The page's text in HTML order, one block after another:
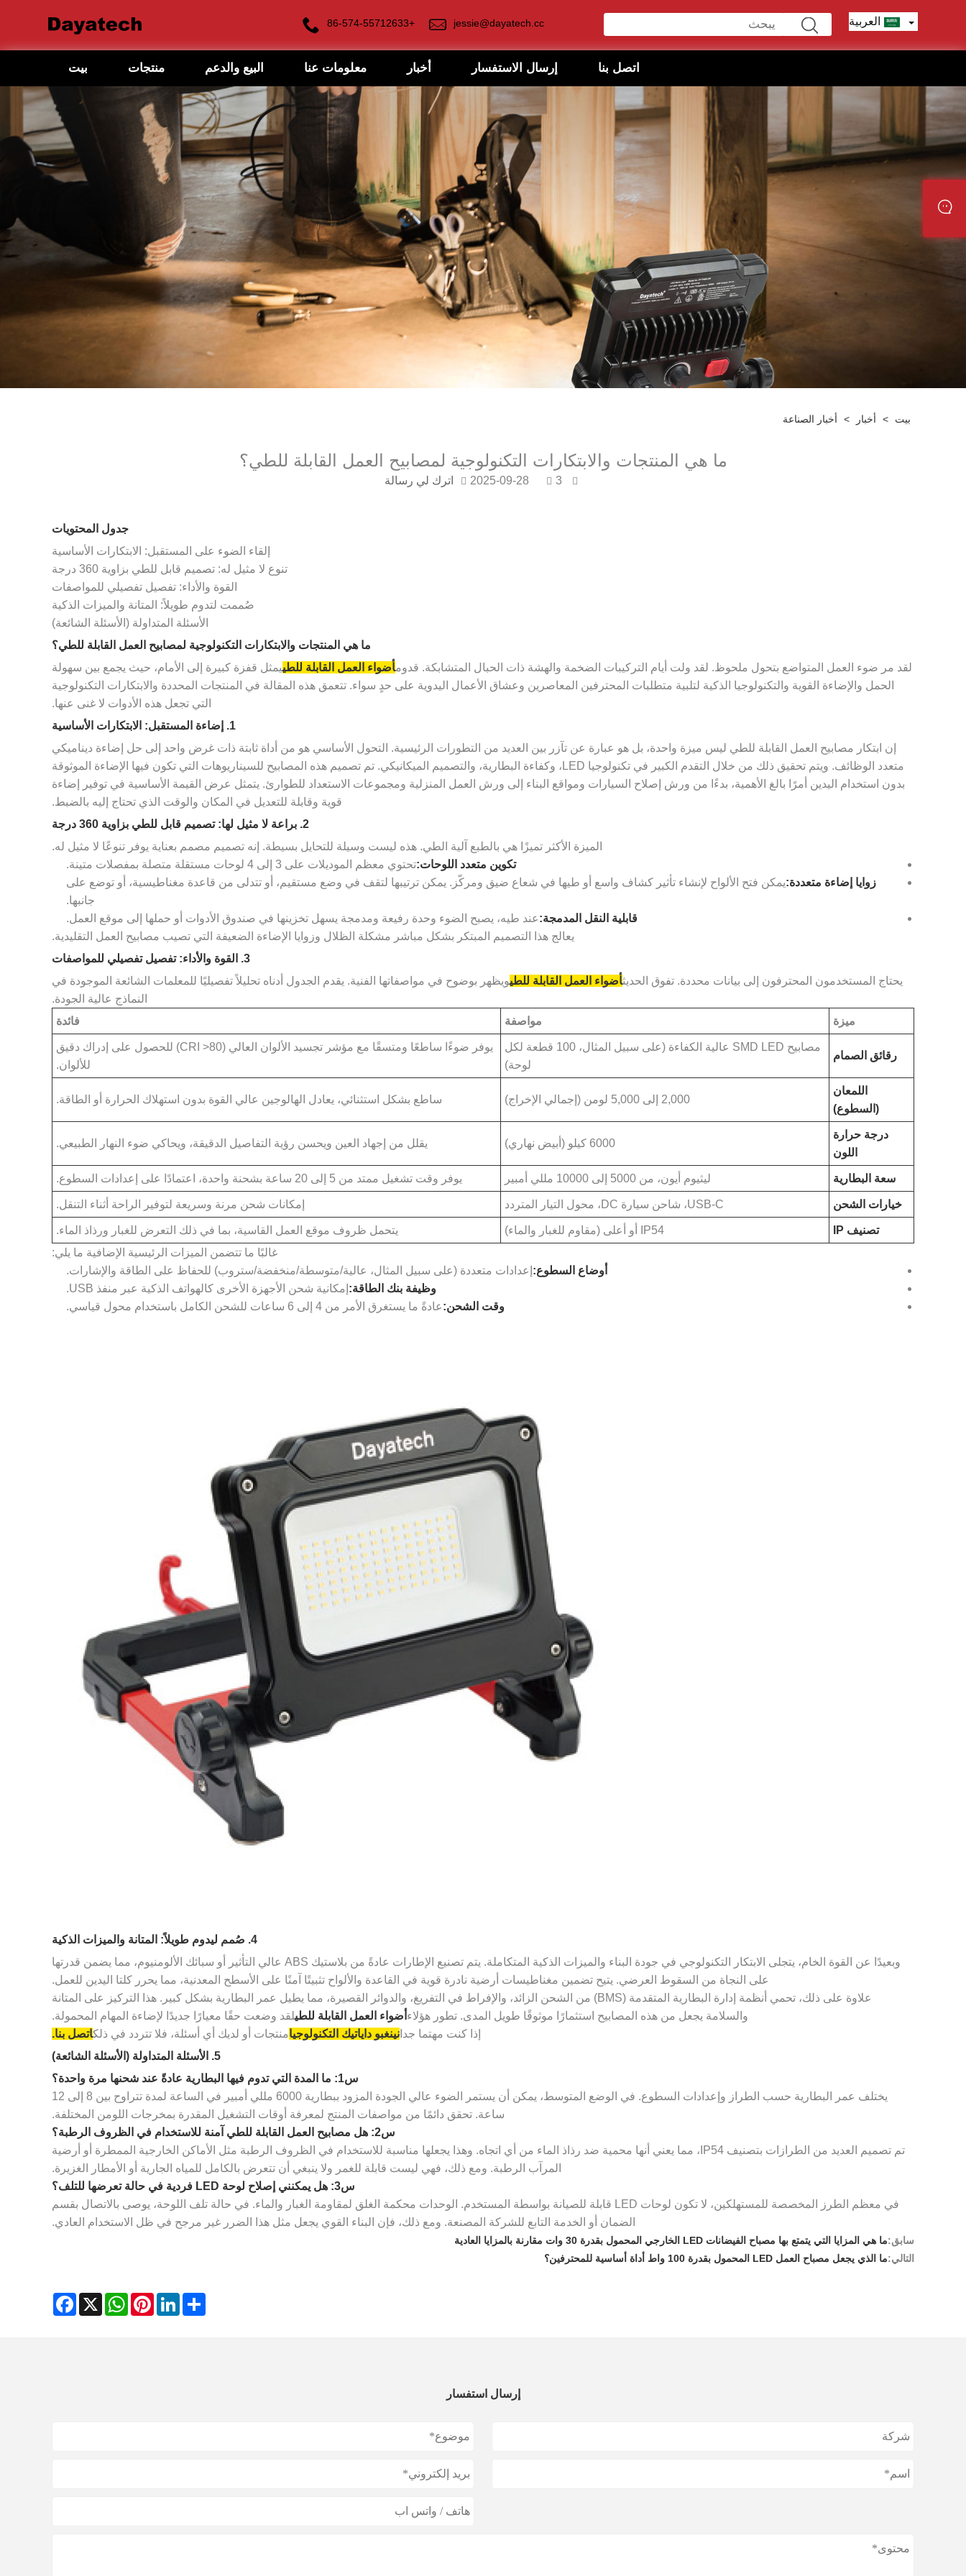
+86-574-55712633 jessie@dayatech.cc العربية
بيت منتجات البيع والدعم معلومات عنا أخبار إرسال الاستفسار اتصل بنا
بيت > أخبار > أخبار الصناعة
ما هي المنتجات والابتكارات التكنولوجية لمصابيح العمل القابلة للطي؟
2025-09-28 3 اترك لي رسالة
جدول المحتويات
إلقاء الضوء على المستقبل: الابتكارات الأساسية
تنوع لا مثيل له: تصميم قابل للطي بزاوية 360 درجة
القوة والأداء: تفصيل تفصيلي للمواصفات
صُممت لتدوم طويلاً: المتانة والميزات الذكية
الأسئلة المتداولة (الأسئلة الشائعة)
ما هي المنتجات والابتكارات التكنولوجية لمصابيح العمل القابلة للطي؟
لقد مر ضوء العمل المتواضع بتحول ملحوظ. لقد ولت أيام التركيبات الضخمة والهشة ذات الحبال المتشابكة. قدومأضواء العمل القابلة للطييمثل قفزة كبيرة إلى الأمام، حيث يجمع بين سهولة
الحمل والإضاءة القوية والتكنولوجيا الذكية لتلبية متطلبات المحترفين المعاصرين وعشاق الأعمال اليدوية على حدٍ سواء. تتعمق هذه المقالة في المنتجات المحددة والابتكارات التكنولوجية
التي تجعل هذه الأدوات لا غنى عنها.
1. إضاءة المستقبل: الابتكارات الأساسية
إن ابتكار مصابيح العمل القابلة للطي ليس ميزة واحدة، بل هو عبارة عن تآزر بين العديد من التطورات الرئيسية. التحول الأساسي هو من أداة ثابتة ذات غرض واحد إلى حل إضاءة ديناميكي
متعدد الوظائف. ويتم تحقيق ذلك من خلال التقدم الكبير في تكنولوجيا LED، وكفاءة البطارية، والتصميم الميكانيكي. تم تصميم هذه المصابيح للسيناريوهات التي تكون فيها الإضاءة الموثوقة
بدون استخدام اليدين أمرًا بالغ الأهمية، بدءًا من ورش إصلاح السيارات ومواقع البناء إلى ورش العمل المنزلية ومجموعات الاستعداد للطوارئ. يتمثل عرض القيمة الأساسية في توفير إضاءة
قوية وقابلة للتعديل في المكان والوقت الذي تحتاج إليه بالضبط.
2. براعة لا مثيل لها: تصميم قابل للطي بزاوية 360 درجة
الميزة الأكثر تميزًا هي بالطبع آلية الطي. هذه ليست وسيلة للتحايل بسيطة. إنه تصميم مصمم بعناية يوفر تنوعًا لا مثيل له.
تكوين متعدد اللوحات:تحتوي معظم الموديلات على 3 إلى 4 لوحات مستقلة متصلة بمفصلات متينة.
زوايا إضاءة متعددة:يمكن فتح الألواح لإنشاء تأثير كشاف واسع أو طيها في شعاع ضيق ومركّز. يمكن ترتيبها لتقف في وضع مستقيم، أو تتدلى من قاعدة مغناطيسية، أو توضع على
جانبها.
قابلية النقل المدمجة:عند طيه، يصبح الضوء وحدة رفيعة ومدمجة يسهل تخزينها في صندوق الأدوات أو حملها إلى موقع العمل.
يعالج هذا التصميم المبتكر بشكل مباشر مشكلة الظلال وزوايا الإضاءة الضعيفة التي تصيب مصابيح العمل التقليدية.
3. القوة والأداء: تفصيل تفصيلي للمواصفات
يحتاج المستخدمون المحترفون إلى بيانات محددة. تفوق الحديثأضواء العمل القابلة للطيويظهر بوضوح في مواصفاتها الفنية. يقدم الجدول أدناه تحليلاً تفصيليًا للمعلمات الشائعة الموجودة في
النماذج عالية الجودة.
ميزة
مواصفة فائدة
رقائق الصمام
مصابيح SMD LED عالية الكفاءة (على سبيل المثال، 100 قطعة لكل
لوحة)
يوفر ضوءًا ساطعًا ومتسقًا مع مؤشر تجسيد الألوان العالي (CRI >80) للحصول على إدراك دقيق
للألوان.
اللمعان
(السطوع)
2,000 إلى 5,000 لومن (إجمالي الإخراج) ساطع بشكل استثنائي، يعادل الهالوجين عالي القوة بدون استهلاك الحرارة أو الطاقة.
درجة حرارة
اللون
6000 كيلو (أبيض نهاري) يقلل من إجهاد العين ويحسن رؤية التفاصيل الدقيقة، ويحاكي ضوء النهار الطبيعي.
سعة البطارية ليثيوم أيون، من 5000 إلى 10000 مللي أمبير يوفر وقت تشغيل ممتد من 5 إلى 20 ساعة بشحنة واحدة، اعتمادًا على إعدادات السطوع.
خيارات الشحن USB-C، شاحن سيارة DC، محول التيار المتردد إمكانات شحن مرنة وسريعة لتوفير الراحة أثناء التنقل.
تصنيف IP IP54 أو أعلى (مقاوم للغبار والماء)
يتحمل ظروف موقع العمل القاسية، بما في ذلك التعرض للغبار ورذاذ الماء.
غالبًا ما تتضمن الميزات الرئيسية الإضافية ما يلي:
أوضاع السطوع: إعدادات متعددة (على سبيل المثال، عالية/متوسطة/منخفضة/ستروب) للحفاظ على الطاقة والإشارات.
وظيفة بنك الطاقة: إمكانية شحن الأجهزة الأخرى كالهواتف الذكية عبر منفذ USB.
وقت الشحن:عادةً ما يستغرق الأمر من 4 إلى 6 ساعات للشحن الكامل باستخدام محول قياسي.
4. صُمم ليدوم طويلاً: المتانة والميزات الذكية
وبعيدًا عن القوة الخام، يتجلى الابتكار التكنولوجي في جودة البناء والميزات الذكية المتكاملة. يتم تصنيع الإطارات عادةً من بلاستيك ABS عالي التأثير أو سبائك الألومنيوم، مما يضمن قدرتها
على النجاة من السقوط العرضي. يتيح تضمين مغناطيسات أرضية نادرة قوية في القاعدة والألواح تثبيتًا آمنًا على الأسطح المعدنية، مما يحرر كلتا اليدين للعمل.
علاوة على ذلك، تحمي أنظمة إدارة البطارية المتقدمة (BMS) من الشحن الزائد، والإفراط في التفريغ، والدوائر القصيرة، مما يطيل عمر البطارية بشكل كبير. هذا التركيز على المتانة
والسلامة يجعل من هذه المصابيح استثمارًا موثوقًا طويل المدى. تطور هؤلاء أضواء العمل القابلة للطيلقد وضعت حقًا معيارًا جديدًا لإضاءة المهام المحمولة.
إذا كنت مهتما جدا نينغبو داياتيك التكنولوجيامنتجات أو لديك أي أسئلة، فلا تتردد في ذلكاتصل بنا.
5. الأسئلة المتداولة (الأسئلة الشائعة)
س1: ما المدة التي تدوم فيها البطارية عادةً عند شحنها مرة واحدة؟
يختلف عمر البطارية حسب الطراز وإعدادات السطوع. في الوضع المتوسط، يمكن أن يستمر الضوء عالي الجودة المزود ببطارية 6000 مللي أمبير في الساعة لمدة تتراوح بين 8 إلى 12
ساعة. تحقق دائمًا من مواصفات المنتج لمعرفة أوقات التشغيل المقدرة بمخرجات اللومن المختلفة.
س2: هل مصابيح العمل القابلة للطي آمنة للاستخدام في الظروف الرطبة؟
تم تصميم العديد من الطرازات بتصنيف IP54، مما يعني أنها محمية ضد رذاذ الماء من أي اتجاه. وهذا يجعلها مناسبة للاستخدام في الظروف الرطبة مثل الأماكن الخارجية الممطرة أو أرضية
المرآب الرطبة. ومع ذلك، فهي ليست قابلة للغمر ولا ينبغي أن تتعرض بالكامل للمياه الجارية أو الأمطار الغزيرة.
س3: هل يمكنني إصلاح لوحة LED فردية في حالة تعرضها للتلف؟
في معظم الطرز المخصصة للمستهلكين، لا تكون لوحات LED قابلة للصيانة بواسطة المستخدم. الوحدات محكمة الغلق لمقاومة الغبار والماء. في حالة تلف اللوحة، يوصى بالاتصال بقسم
الضمان أو الخدمة التابع للشركة المصنعة. ومع ذلك، فإن البناء القوي يجعل مثل هذا الضرر غير مرجح في ظل الاستخدام العادي.
سابق:ما هي المزايا التي يتمتع بها مصباح الفيضانات LED الخارجي المحمول بقدرة 30 وات مقارنة بالمزايا العادية
التالي:ما الذي يجعل مصباح العمل LED المحمول بقدرة 100 واط أداة أساسية للمحترفين؟
Facebook X
WhatsAppPinterestLinkedInShare
إرسال استفسار